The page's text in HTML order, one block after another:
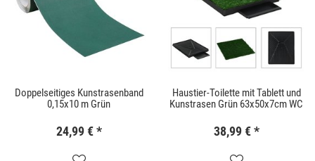
Doppelseitiges Kunstrasenband
0,15x10 m Grün
24,99 € *
Haustier-Toilette mit Tablett und
Kunstrasen Grün 63x50x7cm WC
38,99 € *